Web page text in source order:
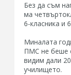
Без да съм
ма
6-класника и
Миналата
ПМС не беше
видим дали
училището.